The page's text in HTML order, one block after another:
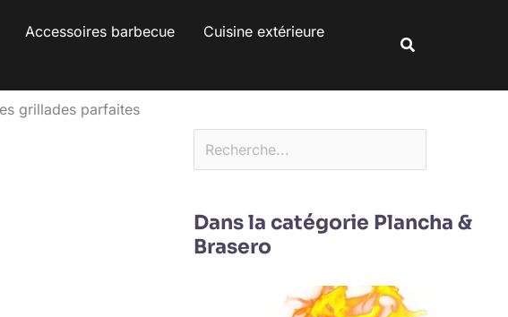
Accessoires barbecue
Cuisine extérieure
Rechercher
grillades parfaites
Dans la catégorie Plancha &
Brasero